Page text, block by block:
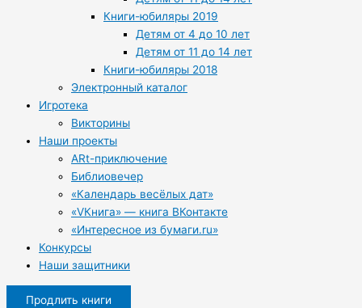
Книги-юбиляры 2019
Детям от 4 до 10 лет
Детям от 11 до 14 лет
Книги-юбиляры 2018
Электронный каталог
Игротека
Викторины
Наши проекты
ARt-приключение
Библиовечер
«Календарь весёлых дат»
«VКнига» — книга ВКонтакте
«Интересное из бумаги.ru»
Конкурсы
Наши защитники
Продлить книги